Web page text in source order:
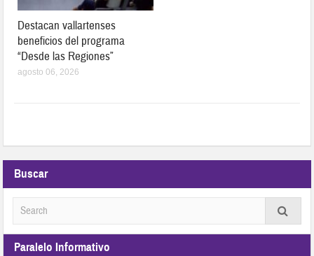
Destacan vallartenses
beneficios del programa
“Desde las Regiones”
agosto 06, 2026
Buscar
Paralelo Informativo